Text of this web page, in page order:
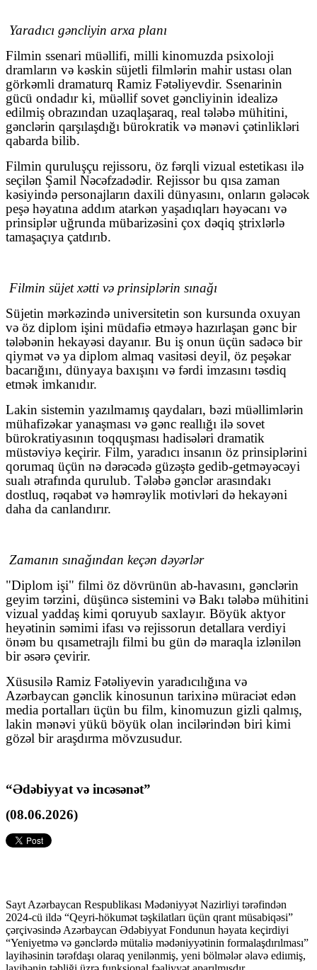
Yaradıcı gəncliyin arxa planı
Filmin ssenari müəllifi, milli kinomuzda psixoloji
dramların və kəskin süjetli filmlərin mahir ustası olan
görkəmli dramaturq Ramiz Fətəliyevdir. Ssenarinin
gücü ondadır ki, müəllif sovet gəncliyinin idealizə
edilmiş obrazından uzaqlaşaraq, real tələbə mühitini,
gənclərin qarşılaşdığı bürokratik və mənəvi çətinlikləri
qabarda bilib.
Filmin quruluşçu rejissoru, öz fərqli vizual estetikası ilə
seçilən Şamil Nəcəfzadədir. Rejissor bu qısa zaman
kəsiyində personajların daxili dünyasını, onların gələcək
peşə həyatına addım atarkən yaşadıqları həyəcanı və
prinsiplər uğrunda mübarizəsini çox dəqiq ştrixlərlə
tamaşaçıya çatdırıb.
Filmin süjet xətti və prinsiplərin sınağı
Süjetin mərkəzində universitetin son kursunda oxuyan
və öz diplom işini müdafiə etməyə hazırlaşan gənc bir
tələbənin hekayəsi dayanır. Bu iş onun üçün sadəcə bir
qiymət və ya diplom almaq vasitəsi deyil, öz peşəkar
bacarığını, dünyaya baxışını və fərdi imzasını təsdiq
etmək imkanıdır.
Lakin sistemin yazılmamış qaydaları, bəzi müəllimlərin
mühafizəkar yanaşması və gənc reallığı ilə sovet
bürokratiyasının toqquşması hadisələri dramatik
müstəviyə keçirir. Film, yaradıcı insanın öz prinsiplərini
qorumaq üçün nə dərəcədə güzəştə gedib-getməyəcəyi
sualı ətrafında qurulub. Tələbə gənclər arasındakı
dostluq, rəqabət və həmrəylik motivləri də hekayəni
daha da canlandırır.
Zamanın sınağından keçən dəyərlər
"Diplom işi" filmi öz dövrünün ab-havasını, gənclərin
geyim tərzini, düşüncə sistemini və Bakı tələbə mühitini
vizual yaddaş kimi qoruyub saxlayır. Böyük aktyor
heyətinin səmimi ifası və rejissorun detallara verdiyi
önəm bu qısametrajlı filmi bu gün də maraqla izlənilən
bir əsərə çevirir.
Xüsusilə Ramiz Fətəliyevin yaradıcılığına və
Azərbaycan gənclik kinosunun tarixinə müraciət edən
media portalları üçün bu film, kinomuzun gizli qalmış,
lakin mənəvi yükü böyük olan incilərindən biri kimi
gözəl bir araşdırma mövzusudur.
“Ədəbiyyat və incəsənət”
(08.06.2026)
Sayt Azərbaycan Respublikası Mədəniyyət Nazirliyi tərəfindən
2024-cü ildə “Qeyri-hökumət təşkilatları üçün qrant müsabiqəsi”
çərçivəsində Azərbaycan Ədəbiyyat Fondunun həyata keçirdiyi
“Yeniyetmə və gənclərdə mütaliə mədəniyyətinin formalaşdırılması”
layihəsinin tərəfdaşı olaraq yenilənmiş, yeni bölmələr əlavə ediımiş,